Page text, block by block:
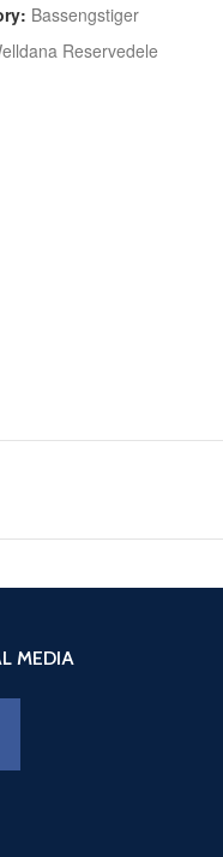
Bassengstiger
Reservedele
MEDIA